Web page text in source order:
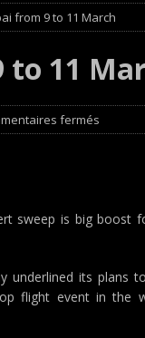
cinq cylindres’ Nouvelle
podium dans la Nièvre !
DONGJIAN Automotive
from 9 to 11 March
to 11
fermés
sweep is big boost
underlined its plans
flight event in the